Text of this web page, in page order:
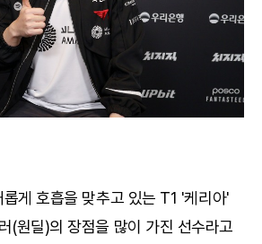
게 호흡을 맞추고 있는 T1 '케리아'
(원딜)의 장점을 많이 가진 선수라고